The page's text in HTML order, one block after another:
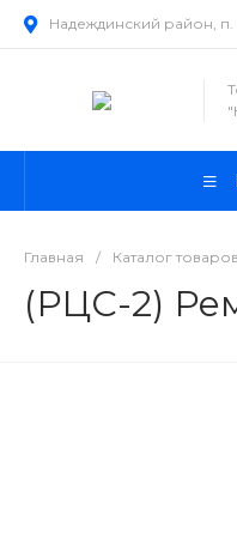
Надеждинский район, п.
Главная / Каталог товаров
(РЦС-2)